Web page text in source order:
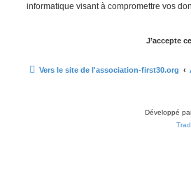
informatique visant à compromettre vos
Vers le site de l'association-first30.org
Développé